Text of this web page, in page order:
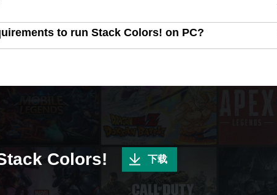
to run Stack Colors! on PC?
Colors! 下载